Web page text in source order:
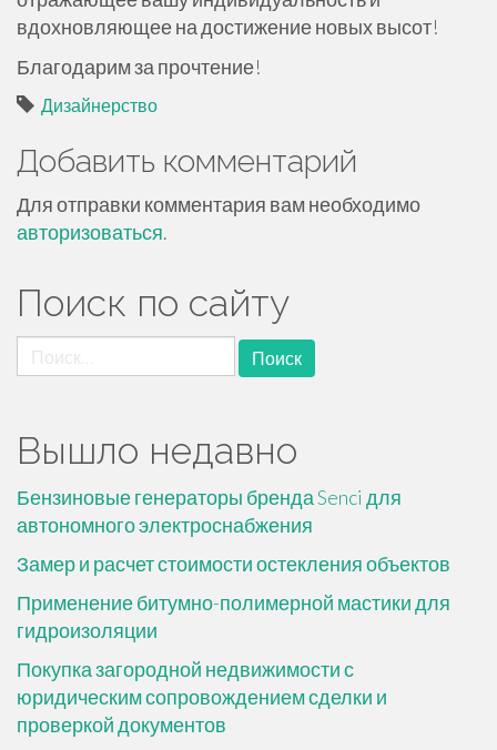
вдохновляющее на достижение новых высот!
Благодарим за прочтение!
Дизайнерство
Добавить комментарий
Для отправки комментария вам необходимо
авторизоваться.
Поиск по сайту
Найти:
Вышло недавно
Бензиновые генераторы бренда Senci для
автономного электроснабжения
Замер и расчет стоимости остекления объектов
Применение битумно-полимерной мастики для
гидроизоляции
Покупка загородной недвижимости с
юридическим сопровождением сделки и
проверкой документов